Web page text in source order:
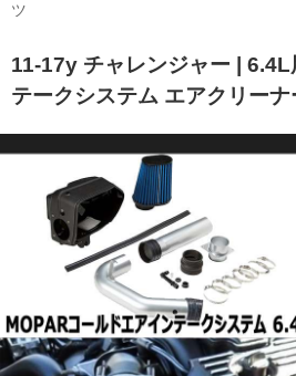
ツ
11-17y チャレンジャー |
テークシステム エアクリー